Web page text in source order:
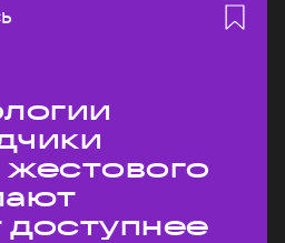
жестового
доступнее